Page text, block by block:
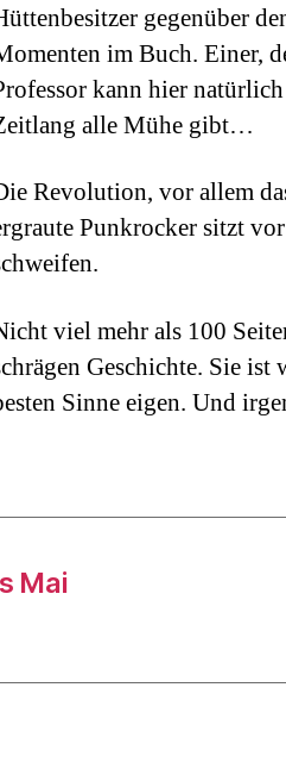
gegenüber
im Buch. Einer,
kann hier
alle Mühe gibt…
Revolution, vor allem
Punkrocker sitzt
viel mehr als 100
Geschichte. Sie
Sinne eigen. Und
Mai